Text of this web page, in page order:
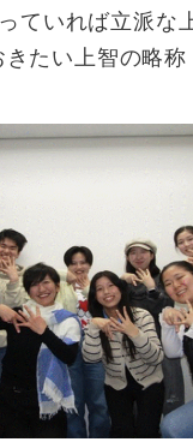
ていれば立派な
たい上智の略称